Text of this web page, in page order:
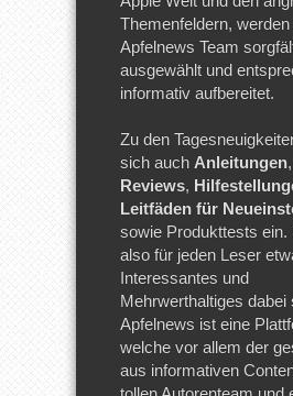
Themenfeldern,
Apfelnews Team
ausgewählt und
informativ aufbereitet.
Zu den
sich auch Anleitungen,
Reviews,
Leitfäden für
sowie Produkttests ein.
also für jeden Leser
Interessantes und
Mehrwerthaltiges dabei
Apfelnews ist eine
welche vor allem der
aus informativen